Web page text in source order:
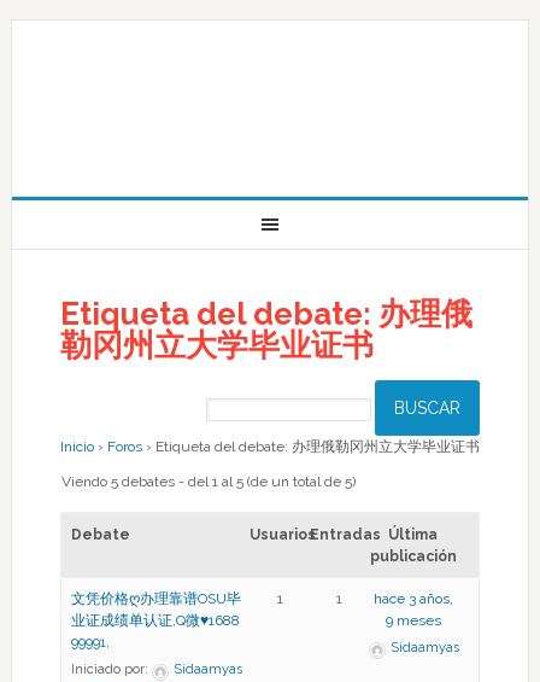
Etiqueta del debate: 办理俄
勒冈州立大学毕业证书
Inicio › Foros › Etiqueta del debate: 办理俄勒冈州立大学毕业证书
Viendo 5 debates - del 1 al 5 (de un total de 5)
Debate UsuariosEntradas Última
publicación
文凭价格ღ办理靠谱OSU毕
业证成绩单认证,Q微♥1688
99991,
Iniciado por:
Sidaamyas
1 1
hace 3 años,
9 meses
Sidaamyas